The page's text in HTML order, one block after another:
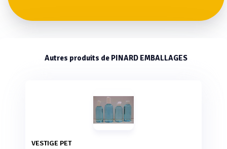
Autres produits de PINARD EMBALLAGES
VESTIGE PET